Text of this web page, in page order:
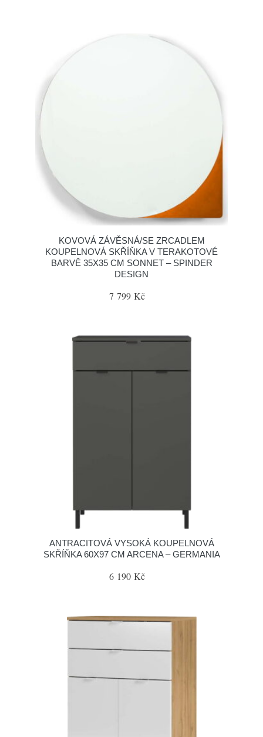
KOVOVÁ ZÁVĚSNÁ/SE ZRCADLEM
KOUPELNOVÁ SKŘÍŇKA V TERAKOTOVÉ
BARVĚ 35X35 CM SONNET – SPINDER
DESIGN
7 799 Kč
ANTRACITOVÁ VYSOKÁ KOUPELNOVÁ
SKŘÍŇKA 60X97 CM ARCENA – GERMANIA
6 190 Kč